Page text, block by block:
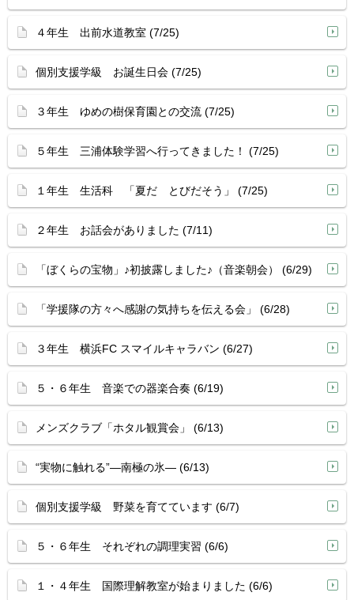
４年生 出前水道教室 (7/25)
個別支援学級 お誕生日会 (7/25)
３年生 ゆめの樹保育園との交流 (7/25)
５年生 三浦体験学習へ行ってきました！ (7/25)
１年生 生活科 「夏だ とびだそう」 (7/25)
２年生 お話会がありました (7/11)
「ぼくらの宝物」♪初披露しました♪（音楽朝会） (6/29)
「学援隊の方々へ感謝の気持ちを伝える会」 (6/28)
３年生 横浜FC スマイルキャラバン (6/27)
５・６年生 音楽での器楽合奏 (6/19)
メンズクラブ「ホタル観賞会」 (6/13)
“実物に触れる”―南極の氷― (6/13)
個別支援学級 野菜を育てています (6/7)
５・６年生 それぞれの調理実習 (6/6)
１・４年生 国際理解教室が始まりました (6/6)